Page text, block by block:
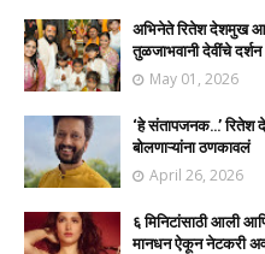
अभिनेते रितेश देशमुख
तुळजाभवानी देवींचे दर्शन
May 01, 2026
‘हे संतापजनक…’ रितेश
बोलणाऱ्यांना ठणकावलं
April 26, 2026
६ मिनिटांसाठी आली
मानधन ऐकून नेटकरी